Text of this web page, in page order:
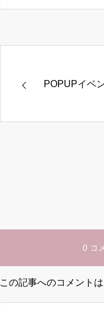
POPUPイベ
0 コ
この記事へのコメントは